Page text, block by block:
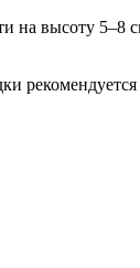
на высоту